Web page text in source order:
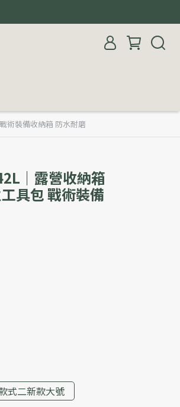
術裝備收納箱 防水耐磨
｜露營收納箱
具包 戰術裝備
式二新款大號